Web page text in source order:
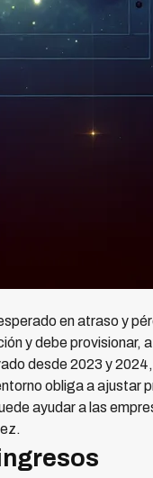
en atraso y
y debe provisionar,
desde 2023 y
obliga a ajustar
ayudar a las